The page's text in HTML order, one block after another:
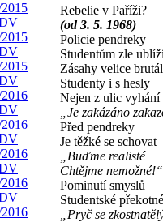
Rebelie v Paříži?
(od 3. 5. 1968)
Policie pendreky
Studentům zle
Zásahy velice
Studenty i s hesly
Nejen z ulic vyhání
„Je zakázáno
Před pendreky
Je těžké se schovat
„Buďme realisté
Chtějme nemožné!“
Pominutí smyslů
Studentské překotné
„Pryč se